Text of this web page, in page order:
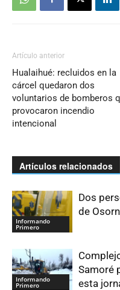
Artículo anterior
Hualaihué: recluidos en la
cárcel quedaron dos
voluntarios de bomberos
provocaron incendio
intencional
Artículos relacionados
Informando
Primero
Dos
de
Informando
Primero
Samoré
esta